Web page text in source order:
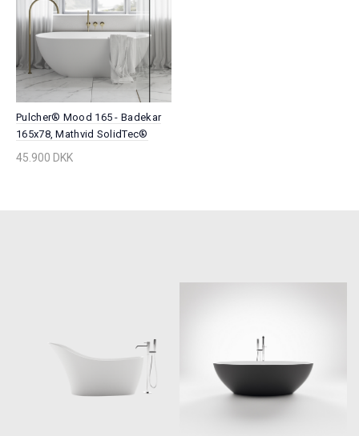
Pulcher® Mood 165 - Badekar
165x78, Mathvid SolidTec®
45.900 DKK